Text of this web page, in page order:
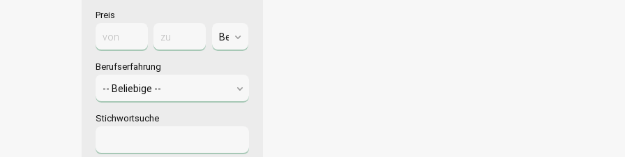
Preis
Berufserfahrung
Stichwortsuche